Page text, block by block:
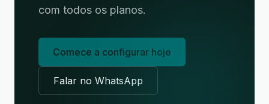
com todos os planos.
Comece a configurar hoje
Falar no WhatsApp